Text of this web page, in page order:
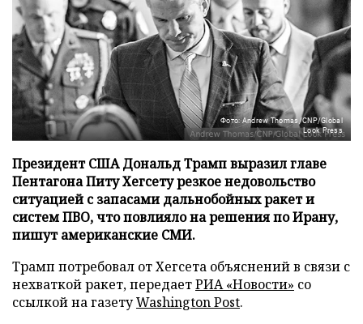
Фото: Andrew Thomas/CNP/Global
Look Press
Президент США Дональд Трамп выразил главе
Пентагона Питу Хегсету резкое недовольство
ситуацией с запасами дальнобойных ракет и
систем ПВО, что повлияло на решения по Ирану,
пишут американские СМИ.
Трамп потребовал от Хегсета объяснений в связи с
нехваткой ракет, передаетРИА «Новости» со
ссылкой на газетуWashington Post.